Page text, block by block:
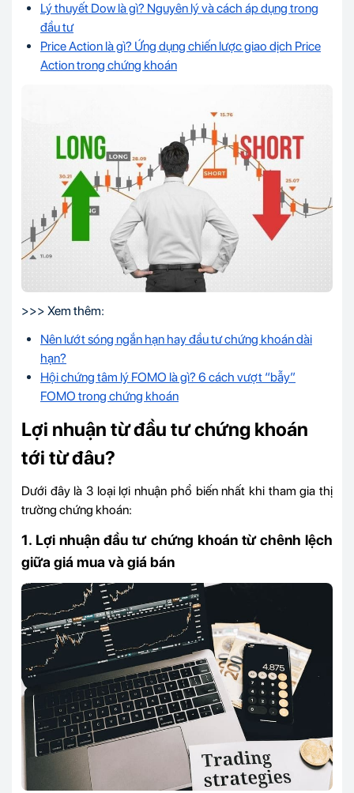
Lý thuyết Dow là gì? Nguyên lý và cách áp dụng trong
đầu tư
Price Action là gì? Ứng dụng chiến lược giao dịch Price
Action trong chứng khoán
>>> Xem thêm:
Nên lướt sóng ngắn hạn hay đầu tư chứng khoán dài
hạn?
Hội chứng tâm lý FOMO là gì? 6 cách vượt “bẫy”
FOMO trong chứng khoán
Lợi nhuận từ đầu tư chứng khoán
tới từ đâu?
Dưới đây là 3 loại lợi nhuận phổ biến nhất khi tham gia thị
trường chứng khoán:
1. Lợi nhuận đầu tư chứng khoán từ chênh lệch
giữa giá mua và giá bán